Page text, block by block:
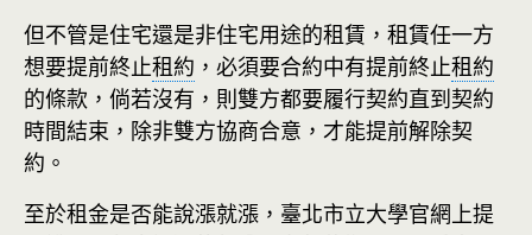
但不管是住宅還是非住宅用途的租賃，租賃任一方
想要提前終止租約 ，必須要合約中有提前終止租約
的條款，倘若沒有，則雙方都要履行契約直到契約
時間結束，除非雙方協商合意，才能提前解除契
約。
至於租金是否能說漲就漲，臺北市立大學官網上提